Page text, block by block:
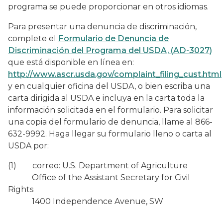
programa se puede proporcionar en otros idiomas.
Para presentar una denuncia de discriminación,
complete el
Formulario de Denuncia de
Discriminación del Programa del USDA, (AD-3027)
que está disponible en línea en:
http://www.ascr.usda.gov/complaint_filing_cust.html
y en cualquier oficina del USDA, o bien escriba una
carta dirigida al USDA e incluya en la carta toda la
información solicitada en el formulario. Para solicitar
una copia del formulario de denuncia, llame al 866-
632-9992. Haga llegar su formulario lleno o carta al
USDA por:
(1) correo: U.S. Department of Agriculture
Office of the Assistant Secretary for Civil
Rights
1400 Independence Avenue, SW